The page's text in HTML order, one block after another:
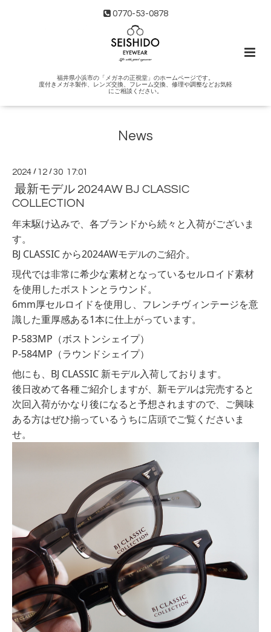
0770-53-0878
福井県小浜市の「メガネの正視堂」のホームページです。
度付きメガネ製作、レンズ交換、フレーム交換、修理や調整などお気軽
にご相談ください。
News
2024 / 12 /30 17:01
最新モデル 2024AW BJ CLASSIC
COLLECTION
年末駆け込みで、各ブランドから続々と入荷がございま
す。
BJ CLASSIC から2024AWモデルのご紹介。
現代では非常に希少な素材となっているセルロイド素材
を使用したボストンとラウンド。
6mm厚セルロイドを使用し、フレンチヴィンテージを意
識した重厚感ある1本に仕上がっています。
P-583MP（ボストンシェイプ）
P-584MP（ラウンドシェイプ）
他にも、BJ CLASSIC 新モデル入荷しております。
後日改めて各種ご紹介しますが、新モデルは完売すると
次回入荷がかなり後になると予想されますので、ご興味
ある方はぜひ揃っているうちに店頭でご覧くださいま
せ。